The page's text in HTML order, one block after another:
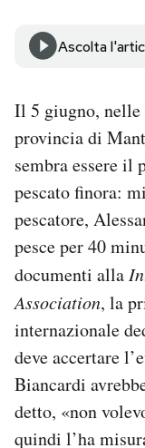
AREA
Area Personale
Newsletter
Notifiche
Regala il Post
Hai bisogno di
Esci
Ascolta
Il 5 giugno, nelle
provincia di
sembra essere il
pescato finora:
pescatore,
pesce per 40
documenti alla
Association, la
internazionale
deve accertare
Biancardi
detto, «non
quindi l’ha